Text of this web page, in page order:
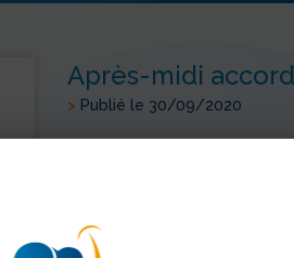
Après-midi
> Publié le 30/09/2020
> Retour aux actualités